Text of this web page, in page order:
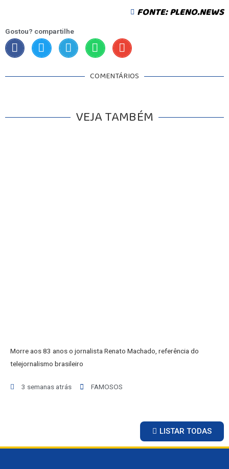
FONTE: PLENO.NEWS
Gostou? compartilhe
COMENTÁRIOS
VEJA TAMBÉM
Morre aos 83 anos o jornalista Renato Machado, referência do
telejornalismo brasileiro
3 semanas atrás FAMOSOS
LISTAR TODAS
SAÚDE
MATO GROSSO
BALCÃO DE EMPREGOS